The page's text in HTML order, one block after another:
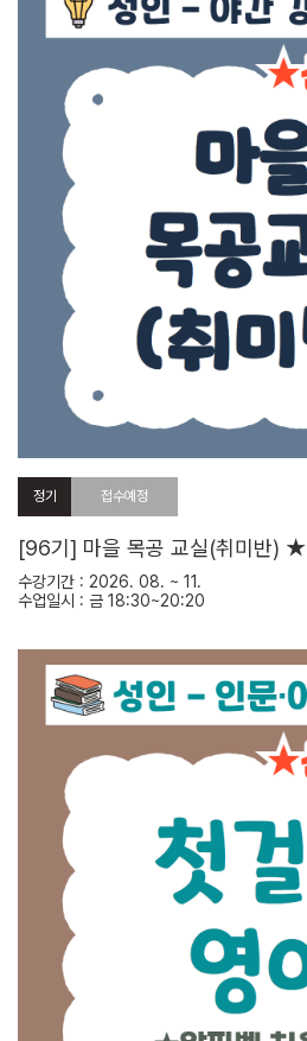
정기 접수예정
[96기] 마을 목공 교실(취미반)
수강기간 : 2026. 08. ~ 11.
수업일시 : 금 18:30~20:20